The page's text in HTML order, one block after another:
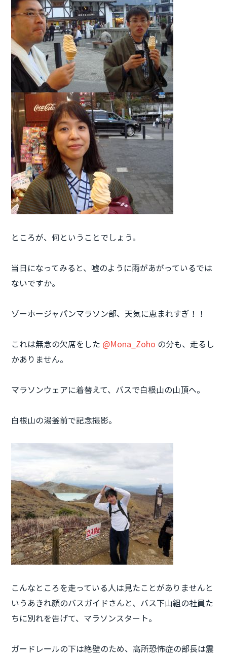
ところが、何ということでしょう。
当日になってみると、嘘のように雨があがっているでは
ないですか。
ゾーホージャパンマラソン部、天気に恵まれすぎ！！
これは無念の欠席をした @Mona_Zoho の分も、走るし
かありません。
マラソンウェアに着替えて、バスで白根山の山頂へ。
白根山の湯釜前で記念撮影。
こんなところを走っている人は見たことがありませんと
いうあきれ顔のバスガイドさんと、バス下山組の社員た
ちに別れを告げて、マラソンスタート。
ガードレールの下は絶壁のため、高所恐怖症の部長は震